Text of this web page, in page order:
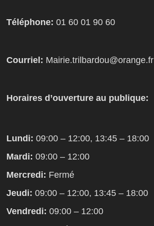
Téléphone: 01 60 01 90 60
Courriel: Mairie.trilbardou@orange.fr
Horaires d’ouverture au publique:
Lundi: 09:00 – 12:00, 13:45 – 18:00
Mardi: 09:00 – 12:00
Mercredi: Fermé
Jeudi: 09:00 – 12:00, 13:45 – 18:00
Vendredi: 09:00 – 12:00